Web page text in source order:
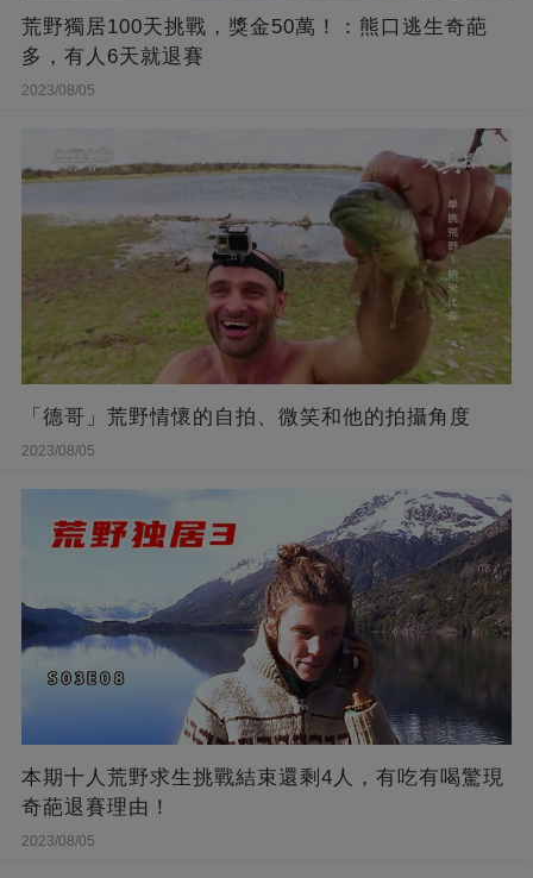
荒野獨居100天挑戰，獎金50萬！：熊口逃生奇葩
多，有人6天就退賽
2023/08/05
「德哥」荒野情懷的自拍、微笑和他的拍攝角度
2023/08/05
本期十人荒野求生挑戰結束還剩4人，有吃有喝驚現
奇葩退賽理由！
2023/08/05